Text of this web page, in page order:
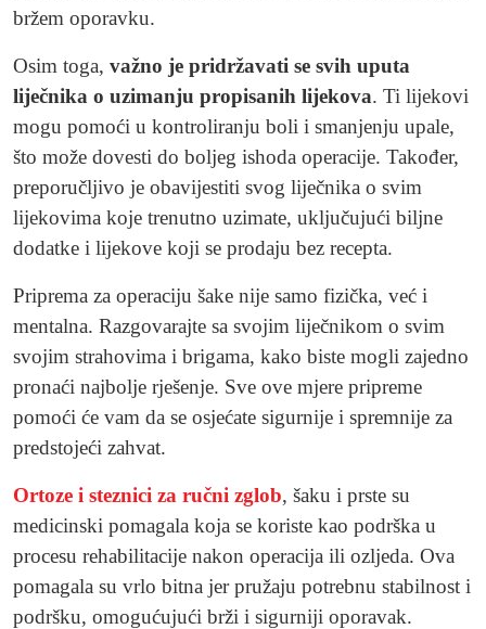
bržem oporavku.
Osim toga, važno je pridržavati se svih uputa
liječnika o uzimanju propisanih lijekova. Ti lijekovi
mogu pomoći u kontroliranju boli i smanjenju upale,
što može dovesti do boljeg ishoda operacije. Također,
preporučljivo je obavijestiti svog liječnika o svim
lijekovima koje trenutno uzimate, uključujući biljne
dodatke i lijekove koji se prodaju bez recepta.
Priprema za operaciju šake nije samo fizička, već i
mentalna. Razgovarajte sa svojim liječnikom o svim
svojim strahovima i brigama, kako biste mogli zajedno
pronaći najbolje rješenje. Sve ove mjere pripreme
pomoći će vam da se osjećate sigurnije i spremnije za
predstojeći zahvat.
Ortoze i steznici za ručni zglob, šaku i prste su
medicinski pomagala koja se koriste kao podrška u
procesu rehabilitacije nakon operacija ili ozljeda. Ova
pomagala su vrlo bitna jer pružaju potrebnu stabilnost i
podršku, omogućujući brži i sigurniji oporavak.